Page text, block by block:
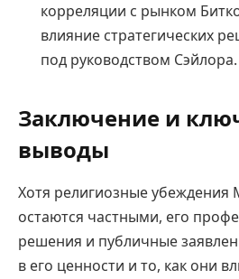
корреляции с рынком
влияние стратегических
под руководством Сэйлора.
Заключение и
выводы
Хотя религиозные убеждения
остаются частными, его
решения и публичные
в его ценности и то, как они